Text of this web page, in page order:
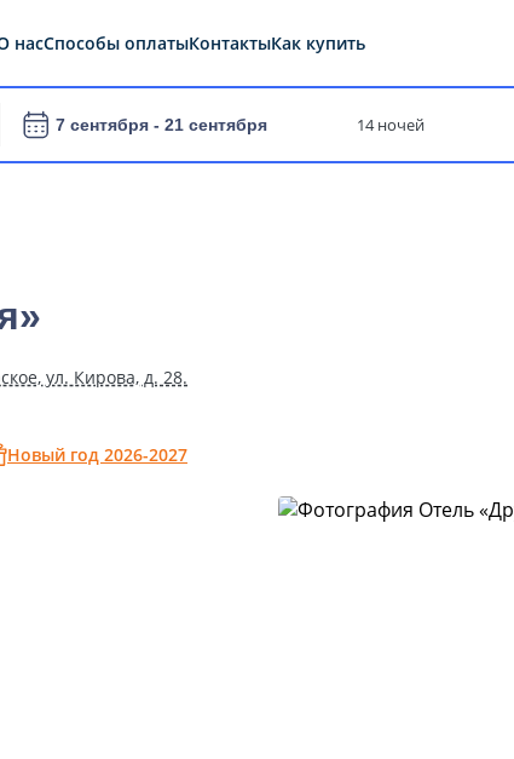
насСпособы оплатыКонтактыКак купить
7 сентября - 21 сентября 14 ночей
ул. Кирова, д. 28.
Новый год 2026-2027